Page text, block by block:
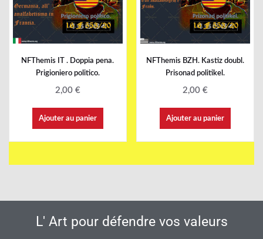
NFThemis IT . Doppia pena.
Prigioniero politico.
2,00 €
Ajouter au panier
NFThemis BZH. Kastiz doubl.
Prisonad politikel.
2,00€
Ajouter au panier
L' Art pour défendre vos valeurs